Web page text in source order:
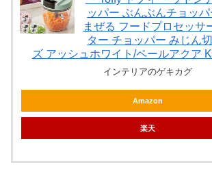
ッパー ぶんぶんチョッ
まぜる フードプロセッサ
ター チョッパー みじん
ズ アッシュホワイト/ペールアクア
インテリアのゲキカグ
Amazon
楽天